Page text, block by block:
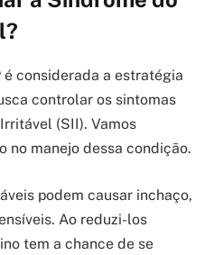
considerada a estratégia
controlar os sintomas
(SII). Vamos
no manejo dessa condição.
podem causar inchaço,
Ao reduzi-los
tem a chance de se